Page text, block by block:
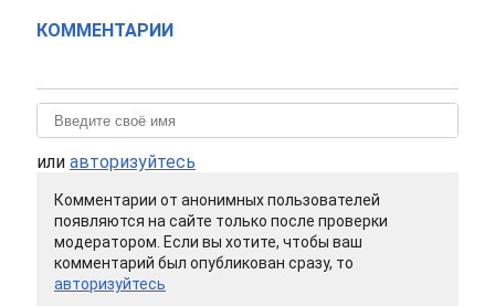
КОММЕНТАРИИ
или авторизуйтесь
Комментарии от анонимных пользователей
появляются на сайте только после проверки
модератором. Если вы хотите, чтобы ваш
комментарий был опубликован сразу, то
авторизуйтесь